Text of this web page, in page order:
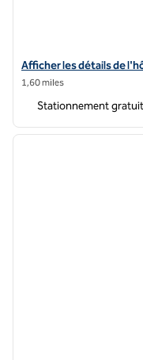
Afficher les détails de
Afficher les détails de
1,60 miles
Stationnement gratuit
1 sur 12